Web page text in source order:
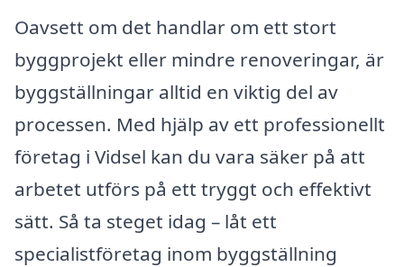
Oavsett om det handlar om ett stort
byggprojekt eller mindre renoveringar, är
byggställningar alltid en viktig del av
processen. Med hjälp av ett professionellt
företag i Vidsel kan du vara säker på att
arbetet utförs på ett tryggt och effektivt
sätt. Så ta steget idag – låt ett
specialistföretag inom byggställning